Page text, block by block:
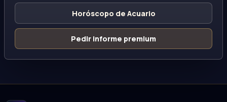
Horóscopo de Acuario
Pedir informe premium